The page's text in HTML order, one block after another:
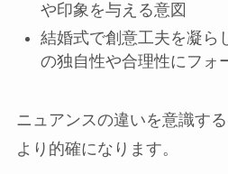
や印象を与える意図
結婚式で創意工夫を凝
の独自性や合理性にフォ
ニュアンスの違いを意識す
より的確になります。